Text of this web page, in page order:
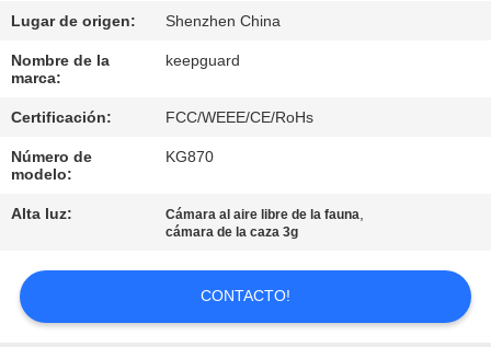
FÁBRICA
CONTROL
DE
CALIDAD
CONTACTA
CON
NOSOTROS
Lugar de origen: Shenzhen China
Nombre de la
marca:
keepguard
Certificación: FCC/WEEE/CE/RoHs
Número de
modelo:
KG870
Alta luz: Cámara al aire libre de la fauna,
cámara de la caza 3g
CONTACTO!